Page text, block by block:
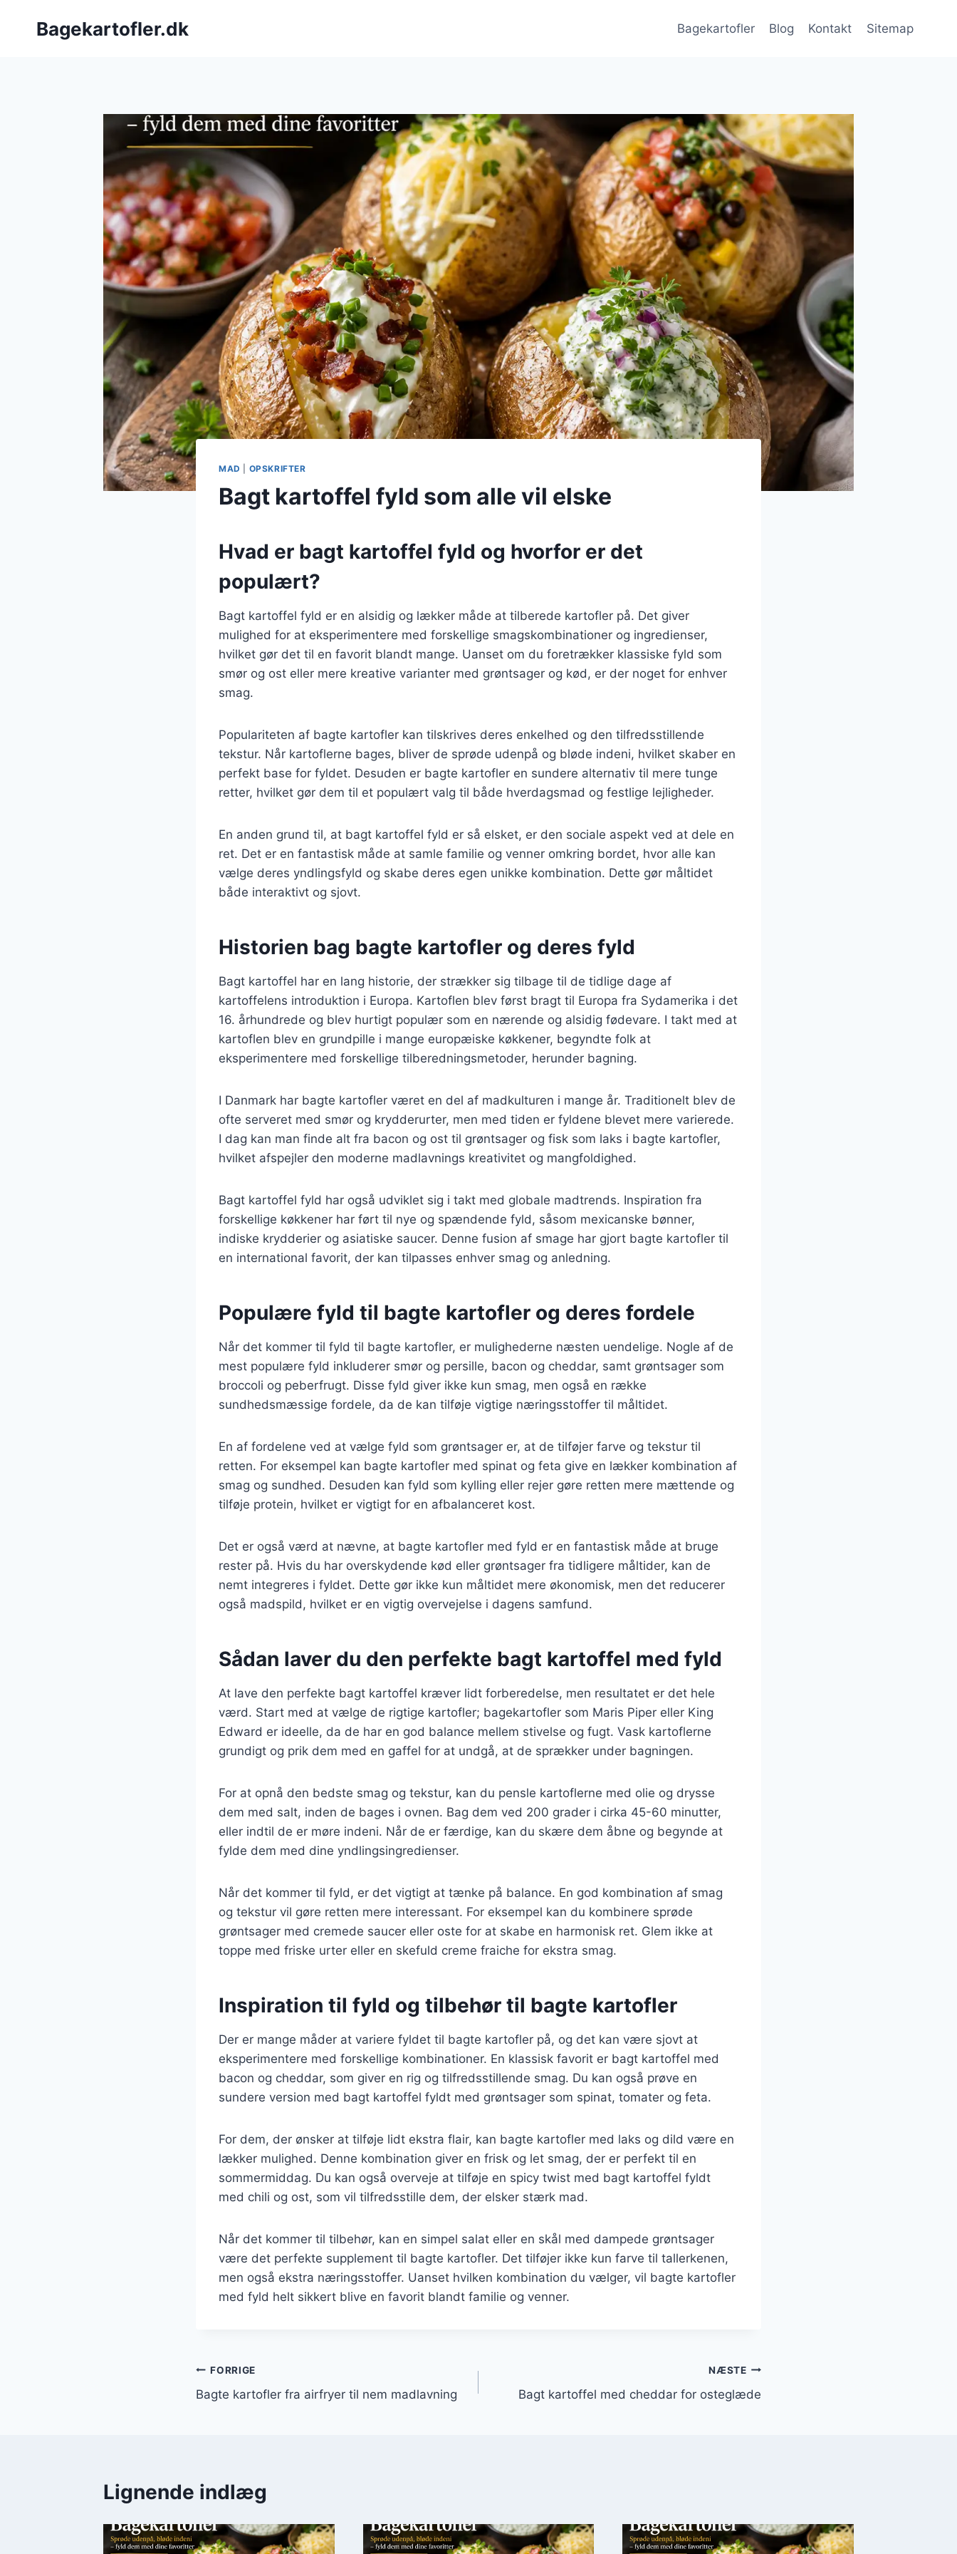
Bagekartofler.dk Bagekartofler Blog Kontakt Sitemap
MAD OPSKRIFTER
Bagt kartoffel fyld som alle vil elske
Hvad er bagt kartoffel fyld og hvorfor er det
populært?
Bagt kartoffel fyld er en alsidig og lækker måde at tilberede kartofler på. Det giver
mulighed for at eksperimentere med forskellige smagskombinationer og ingredienser,
hvilket gør det til en favorit blandt mange. Uanset om du foretrækker klassiske fyld som
smør og ost eller mere kreative varianter med grøntsager og kød, er der noget for enhver
smag.
Populariteten af bagte kartofler kan tilskrives deres enkelhed og den tilfredsstillende
tekstur. Når kartoflerne bages, bliver de sprøde udenpå og bløde indeni, hvilket skaber en
perfekt base for fyldet. Desuden er bagte kartofler en sundere alternativ til mere tunge
retter, hvilket gør dem til et populært valg til både hverdagsmad og festlige lejligheder.
En anden grund til, at bagt kartoffel fyld er så elsket, er den sociale aspekt ved at dele en
ret. Det er en fantastisk måde at samle familie og venner omkring bordet, hvor alle kan
vælge deres yndlingsfyld og skabe deres egen unikke kombination. Dette gør måltidet
både interaktivt og sjovt.
Historien bag bagte kartofler og deres fyld
Bagt kartoffel har en lang historie, der strækker sig tilbage til de tidlige dage af
kartoffelens introduktion i Europa. Kartoflen blev først bragt til Europa fra Sydamerika i det
16. århundrede og blev hurtigt populær som en nærende og alsidig fødevare. I takt med at
kartoflen blev en grundpille i mange europæiske køkkener, begyndte folk at
eksperimentere med forskellige tilberedningsmetoder, herunder bagning.
I Danmark har bagte kartofler været en del af madkulturen i mange år. Traditionelt blev de
ofte serveret med smør og krydderurter, men med tiden er fyldene blevet mere varierede.
I dag kan man finde alt fra bacon og ost til grøntsager og fisk som laks i bagte kartofler,
hvilket afspejler den moderne madlavnings kreativitet og mangfoldighed.
Bagt kartoffel fyld har også udviklet sig i takt med globale madtrends. Inspiration fra
forskellige køkkener har ført til nye og spændende fyld, såsom mexicanske bønner,
indiske krydderier og asiatiske saucer. Denne fusion af smage har gjort bagte kartofler til
en international favorit, der kan tilpasses enhver smag og anledning.
Populære fyld til bagte kartofler og deres fordele
Når det kommer til fyld til bagte kartofler, er mulighederne næsten uendelige. Nogle af de
mest populære fyld inkluderer smør og persille, bacon og cheddar, samt grøntsager som
broccoli og peberfrugt. Disse fyld giver ikke kun smag, men også en række
sundhedsmæssige fordele, da de kan tilføje vigtige næringsstoffer til måltidet.
En af fordelene ved at vælge fyld som grøntsager er, at de tilføjer farve og tekstur til
retten. For eksempel kan bagte kartofler med spinat og feta give en lækker kombination af
smag og sundhed. Desuden kan fyld som kylling eller rejer gøre retten mere mættende og
tilføje protein, hvilket er vigtigt for en afbalanceret kost.
Det er også værd at nævne, at bagte kartofler med fyld er en fantastisk måde at bruge
rester på. Hvis du har overskydende kød eller grøntsager fra tidligere måltider, kan de
nemt integreres i fyldet. Dette gør ikke kun måltidet mere økonomisk, men det reducerer
også madspild, hvilket er en vigtig overvejelse i dagens samfund.
Sådan laver du den perfekte bagt kartoffel med fyld
At lave den perfekte bagt kartoffel kræver lidt forberedelse, men resultatet er det hele
værd. Start med at vælge de rigtige kartofler; bagekartofler som Maris Piper eller King
Edward er ideelle, da de har en god balance mellem stivelse og fugt. Vask kartoflerne
grundigt og prik dem med en gaffel for at undgå, at de sprækker under bagningen.
For at opnå den bedste smag og tekstur, kan du pensle kartoflerne med olie og drysse
dem med salt, inden de bages i ovnen. Bag dem ved 200 grader i cirka 45-60 minutter,
eller indtil de er møre indeni. Når de er færdige, kan du skære dem åbne og begynde at
fylde dem med dine yndlingsingredienser.
Når det kommer til fyld, er det vigtigt at tænke på balance. En god kombination af smag
og tekstur vil gøre retten mere interessant. For eksempel kan du kombinere sprøde
grøntsager med cremede saucer eller oste for at skabe en harmonisk ret. Glem ikke at
toppe med friske urter eller en skefuld creme fraiche for ekstra smag.
Inspiration til fyld og tilbehør til bagte kartofler
Der er mange måder at variere fyldet til bagte kartofler på, og det kan være sjovt at
eksperimentere med forskellige kombinationer. En klassisk favorit er bagt kartoffel med
bacon og cheddar, som giver en rig og tilfredsstillende smag. Du kan også prøve en
sundere version med bagt kartoffel fyldt med grøntsager som spinat, tomater og feta.
For dem, der ønsker at tilføje lidt ekstra flair, kan bagte kartofler med laks og dild være en
lækker mulighed. Denne kombination giver en frisk og let smag, der er perfekt til en
sommermiddag. Du kan også overveje at tilføje en spicy twist med bagt kartoffel fyldt
med chili og ost, som vil tilfredsstille dem, der elsker stærk mad.
Når det kommer til tilbehør, kan en simpel salat eller en skål med dampede grøntsager
være det perfekte supplement til bagte kartofler. Det tilføjer ikke kun farve til tallerkenen,
men også ekstra næringsstoffer. Uanset hvilken kombination du vælger, vil bagte kartofler
med fyld helt sikkert blive en favorit blandt familie og venner.
Indlægsnavigation
FORRIGE
Bagte kartofler fra airfryer til nem madlavning
NÆSTE
Bagt kartoffel med cheddar for osteglæde
Lignende indlæg